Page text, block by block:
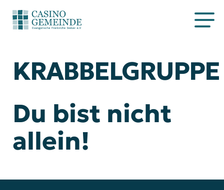
Über uns
Alphakurs
Termine
Predigten
KRABBELGRUPPE
Du bist nicht
allein!